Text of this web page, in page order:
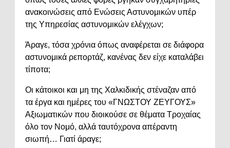
ανακοινώσεις από Ενώσεις Αστυνομικών υπέρ
της Υπηρεσίας αστυνομικών ελέγχων;
Άραγε, τόσα χρόνια όπως αναφέρεται σε διάφορα
αστυνομικά ρεπορτάζ, κανένας δεν είχε καταλάβει
τίποτα;
Οι κάτοικοι και μη της Χαλκιδικής στέναζαν από
τα έργα και ημέρες του «ΓΝΩΣΤΟΥ ΖΕΥΓΟΥΣ»
Αξιωματικών που διοικούσε σε θέματα Τροχαίας
όλο τον Νομό, αλλά ταυτόχρονα απέραντη
σιωπή… Γιατί άραγε;